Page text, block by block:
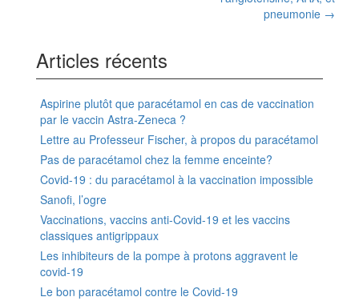
pneumonie →
Articles récents
Aspirine plutôt que paracétamol en cas de vaccination
par le vaccin Astra-Zeneca ?
Lettre au Professeur Fischer, à propos du paracétamol
Pas de paracétamol chez la femme enceinte?
Covid-19 : du paracétamol à la vaccination impossible
Sanofi, l’ogre
Vaccinations, vaccins anti-Covid-19 et les vaccins
classiques antigrippaux
Les inhibiteurs de la pompe à protons aggravent le
covid-19
Le bon paracétamol contre le Covid-19